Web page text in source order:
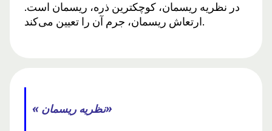
در نظریه ریسمان، کوچکترین ذره، ریسمان است.
ارتعاش ریسمان، جرم آن را تعیین می‌کند.
« نظریه ریسمان»